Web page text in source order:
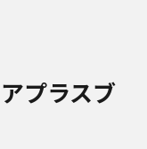
プラスブ